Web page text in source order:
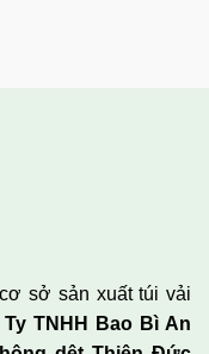
sở sản xuất túi vải
TNHH Bao Bì An